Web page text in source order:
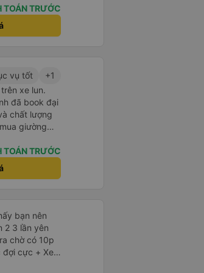
TOÁN TRƯỚC
vụ tốt
+1
xe lun.
đã book đại
chất lượng
giường
phải nói là
có gọi
chuyển và
ôm.
TOÁN TRƯỚC
bạn nên
chờ có 10p
+ Xe
trên xe luôn